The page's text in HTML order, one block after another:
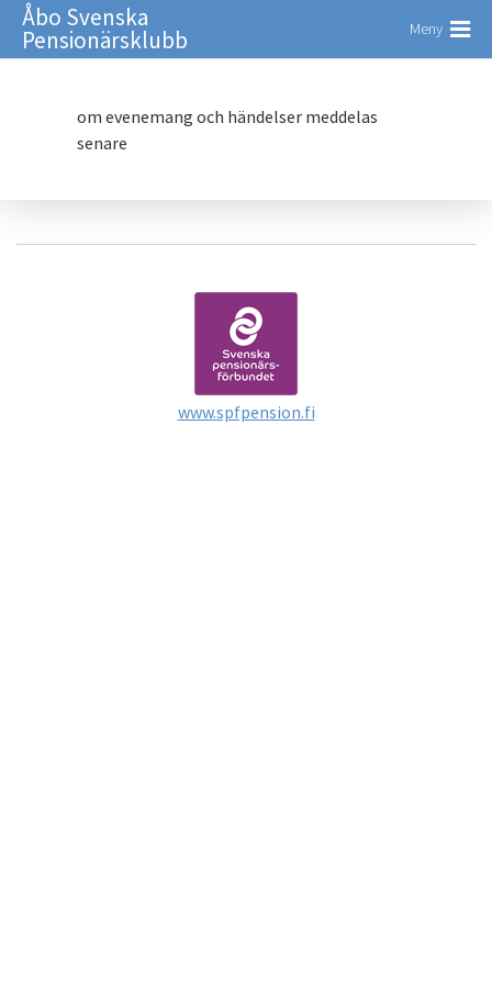
Åbo Svenska
Pensionärsklubb Meny
om evenemang och händelser meddelas
senare
www.spfpension.fi